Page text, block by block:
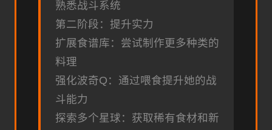
熟悉战斗系统
第二阶段：提升实力
扩展食谱库：尝试制作更多种类的
料理
强化波奇Q：通过喂食提升她的战
斗能力
探索多个星球：获取稀有食材和新